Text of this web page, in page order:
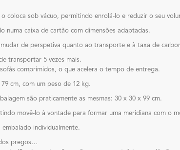
sob vácuo, permitindo enrolá-lo e reduzir o seu
numa caixa de cartão com dimensões adaptadas.
de perspetiva quanto ao transporte e à taxa de
transportar 5 vezes mais.
comprimidos, o que acelera o tempo de entrega.
cm, com um peso de 12 kg.
são praticamente as mesmas: 30 x 30 x 99 cm.
movê-lo à vontade para formar uma meridiana com o
individualmente.
pregos…